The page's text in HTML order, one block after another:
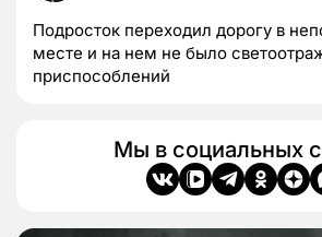
Подросток переходил дорогу в
месте и на нем не было
приспособлений
Мы в социальных